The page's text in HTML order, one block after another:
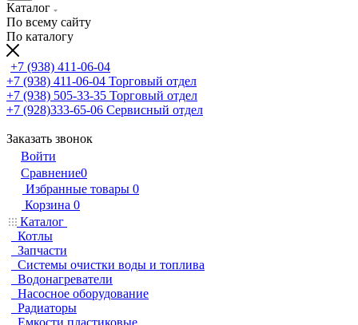
Каталог
По всему сайту
По каталогу
+7 (938) 411-06-04
+7 (938) 411-06-04 Торговый отдел
+7 (938) 505-33-35 Торговый отдел
+7 (928)333-65-06 Сервисный отдел
Заказать звонок
Войти
Сравнение0
Избранные товары 0
Корзина 0
Каталог
Котлы
Запчасти
Системы очистки воды и топлива
Водонагреватели
Насосное оборудование
Радиаторы
Емкости пластиковые